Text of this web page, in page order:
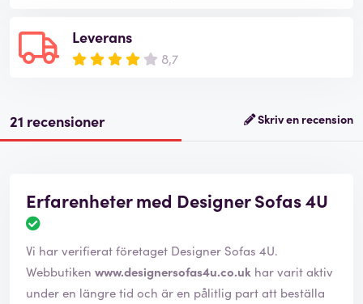
Leverans
8,7
21 recensioner Skriv en recension
Erfarenheter med Designer Sofas 4U
Vi har verifierat företaget Designer Sofas 4U.
Webbutiken www.designersofas4u.co.uk har varit aktiv
under en längre tid och är en pålitlig part att beställa